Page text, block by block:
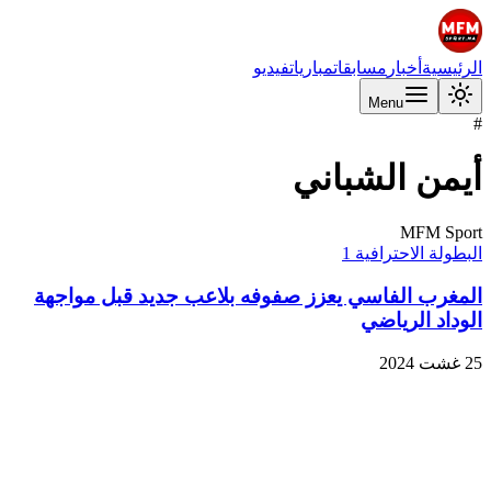
الرئيسية أخبار مسابقاتمبارياتفيديو
Menu
#
أيمن الشباني
MFM Sport
البطولة الاحترافية 1
المغرب الفاسي يعزز صفوفه بلاعب جديد قبل مواجهة
الوداد الرياضي
25 غشت 2024